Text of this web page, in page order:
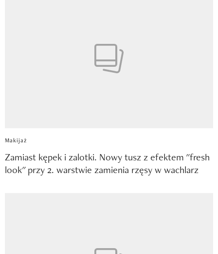
Makijaż
Zamiast kępek i zalotki. Nowy tusz z efektem "fresh
look" przy 2. warstwie zamienia rzęsy w wachlarz